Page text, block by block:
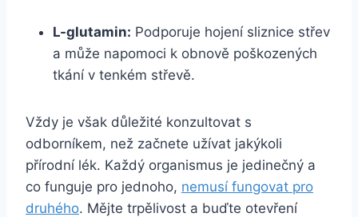
L-glutamin: Podporuje hojení sliznice střev
a může napomoci k obnově poškozených
tkání v tenkém střevě.
Vždy je však důležité konzultovat s
odborníkem, než začnete užívat jakýkoli
přírodní lék. Každý organismus je jedinečný a
co funguje pro jednoho, nemusí fungovat pro
druhého. Mějte trpělivost a buďte otevření